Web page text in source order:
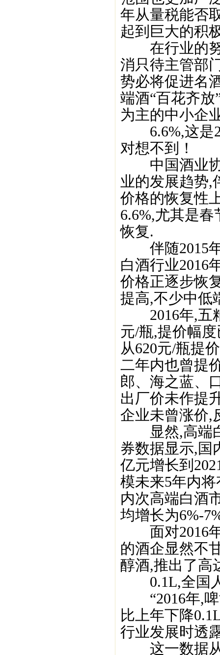
年从量税能否
起到巨大的积
在行业的努
消只待主管部
势必将促进名
端酒“百花齐
为主的中小企
6.6%,这是
对想不到！
中国酒业协
业的发展趋势,
价格的恢复性
6.6%,尤其是
恢复.
伴随2015年
白酒行业2016
价格正逐步恢
提高,不少中低
2016年,五粮
元/瓶,提价幅
从620元/瓶提
二年内也曾提
郎、海之蓝、
出厂价未作提
企业未曾涨价,
显然,高端白
券数据显示,国
亿元增长到
模未来5年内
内次高端白酒
均增长为6%-
面对2016年
的酒企显然不
醇酒,推出了高
0.1L,全国人
“2016年,啤
比上年下降
行业发展时透
这一数据从